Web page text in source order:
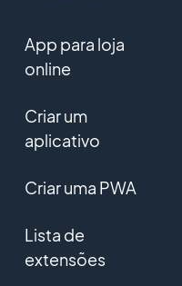
App para loja
online
Criar um
aplicativo
Criar uma PWA
Lista de
extensões